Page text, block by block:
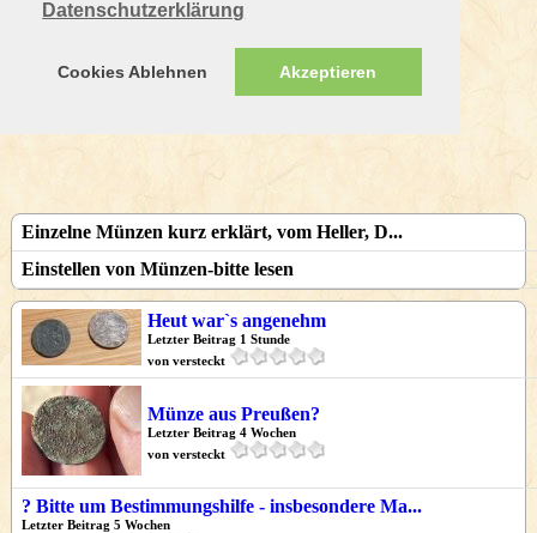
Datenschutzerklärung
Cookies Ablehnen Akzeptieren
Einzelne Münzen kurz erklärt, vom Heller, D...
Einstellen von Münzen-bitte lesen
Heut war`s angenehm
Letzter Beitrag 1 Stunde
von versteckt
Münze aus Preußen?
Letzter Beitrag 4 Wochen
von versteckt
? Bitte um Bestimmungshilfe - insbesondere Ma...
Letzter Beitrag 5 Wochen